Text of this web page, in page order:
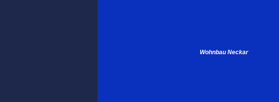
Wohnbau Neckar